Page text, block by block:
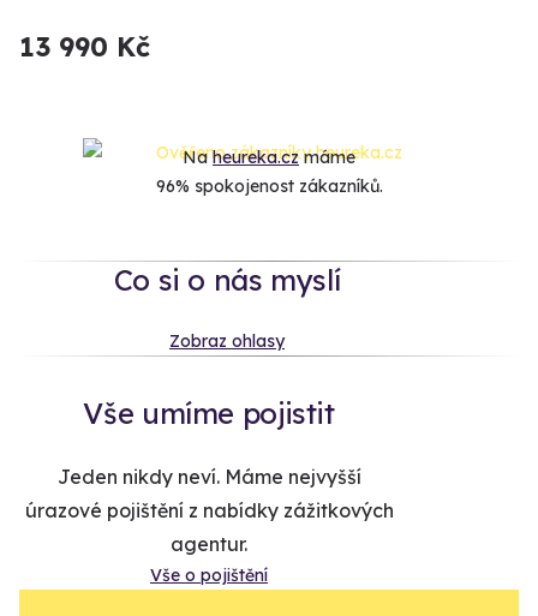
13 990 Kč
Naheureka.czmáme
96% spokojenost zákazníků.
Co si o nás myslí
Zobraz ohlasy
Vše umíme pojistit
Jeden nikdy neví. Máme nejvyšší
úrazové pojištění z nabídky zážitkových
agentur.
Vše o pojištění